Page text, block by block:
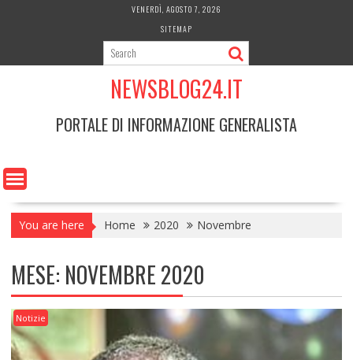
VENERDÌ, AGOSTO 7, 2026
SITEMAP
NEWSBLOG24.IT
PORTALE DI INFORMAZIONE GENERALISTA
You are here Home 2020 Novembre
MESE: NOVEMBRE 2020
Notizie